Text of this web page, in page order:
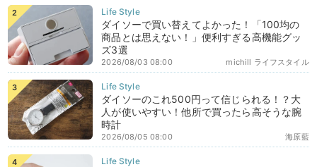
ダイソーで買い替えてよかった！「100均の
商品とは思えない！」便利すぎる高機能グッ
ズ3選
michill ライフスタイル
2026/08/03 08:00
ダイソーのこれ500円って信じられる！？大
人が使いやすい！他所で買ったら高そうな腕
時計
海原藍
2026/08/05 08:00